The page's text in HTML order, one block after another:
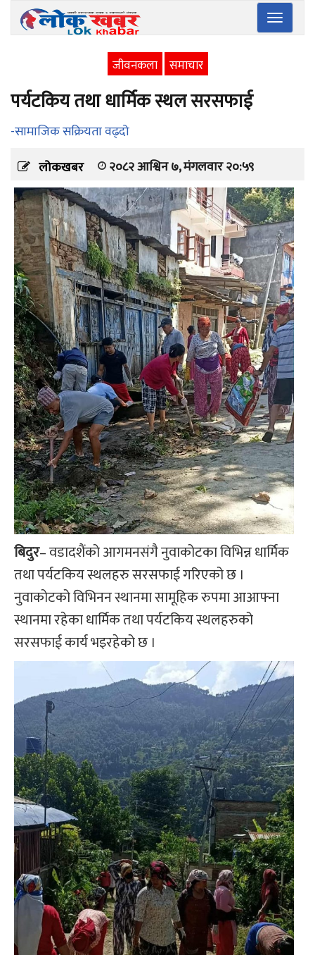
Toggle
जीवनकला समाचार
पर्यटकिय तथा धार्मिक स्थल सरसफाई
-सामाजिक सक्रियता वढ्दो
लोकखबर
२०८२ आश्विन ७, मंगलवार २०:५९
बिदुर– वडादशैंको आगमनसंगै नुवाकोटका विभिन्न धार्मिक
तथा पर्यटकिय स्थलहरु सरसफाई गरिएको छ ।
नुवाकोटको विभिनन स्थानमा सामूहिक रुपमा आआफ्ना
स्थानमा रहेका धार्मिक तथा पर्यटकिय स्थलहरुको
सरसफाई कार्य भइरहेको छ ।